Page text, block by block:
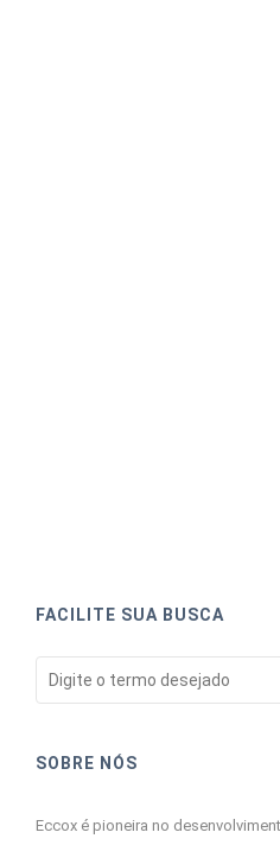
FACILITE SUA BUSCA
SOBRE NÓS
Eccox é pioneira no